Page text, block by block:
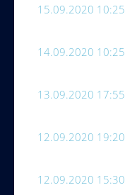
15.09.2020 10:25
14.09.2020 10:25
13.09.2020 17:55
12.09.2020 19:20
12.09.2020 15:30